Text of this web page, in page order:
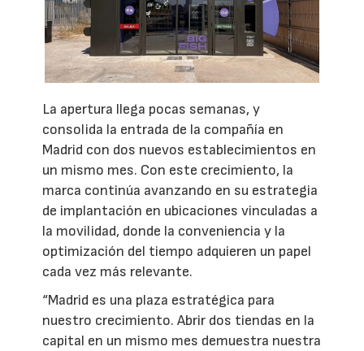
La apertura llega pocas semanas, y
consolida la entrada de la compañía en
Madrid con dos nuevos establecimientos en
un mismo mes. Con este crecimiento, la
marca continúa avanzando en su estrategia
de implantación en ubicaciones vinculadas a
la movilidad, donde la conveniencia y la
optimización del tiempo adquieren un papel
cada vez más relevante.
“Madrid es una plaza estratégica para
nuestro crecimiento. Abrir dos tiendas en la
capital en un mismo mes demuestra nuestra